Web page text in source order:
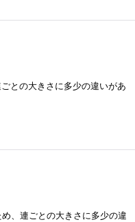
との大きさに多少の違いがあ
、連ごとの大きさに多少の違